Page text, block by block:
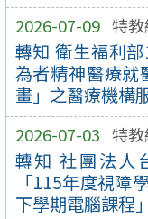
2026-07-09 特教
轉知 衛生福利
為者精神醫療就
畫」之醫療機構
2026-07-03 特教
轉知 社團法人
「115年度視障
下學期電腦課程」